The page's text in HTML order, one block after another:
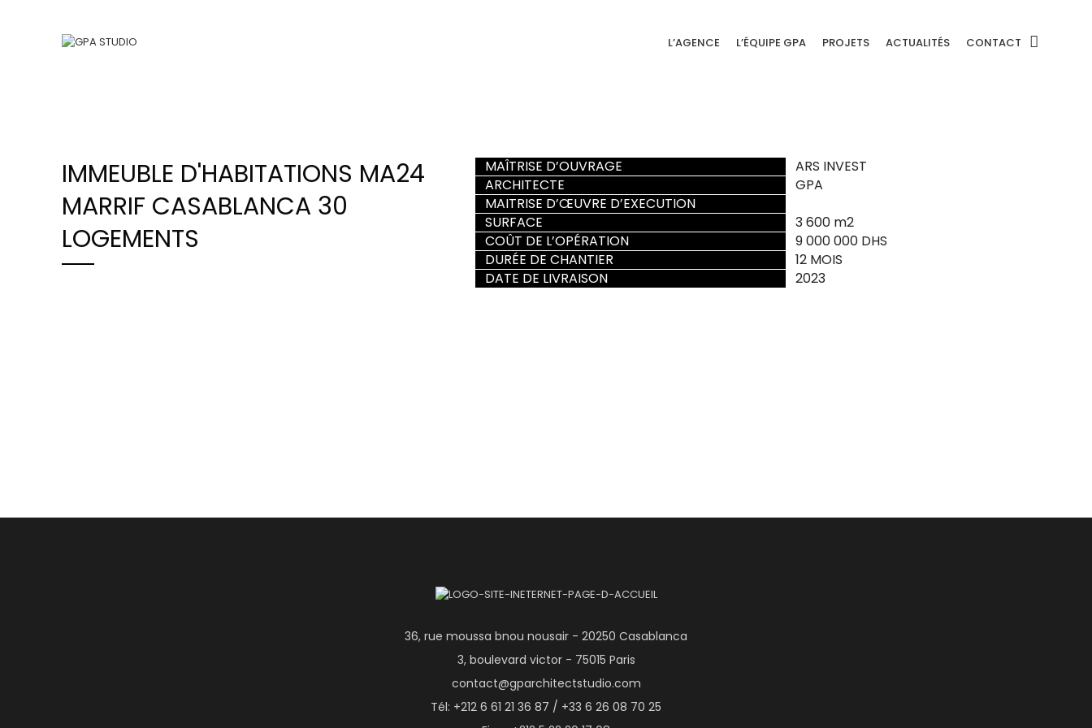
L’AGENCE L’ÉQUIPE GPA PROJETS ACTUALITÉS CONTACT
IMMEUBLE D'HABITATIONS MA24
MARRIF CASABLANCA 30
LOGEMENTS
MAÎTRISE D’OUVRAGE
ARS INVEST
ARCHITECTE
GPA
MAITRISE D’ŒUVRE D’EXECUTION
SURFACE
3 600 m2
COÛT DE L’OPÉRATION
9 000 000 DHS
DURÉE DE CHANTIER
12 MOIS
DATE DE LIVRAISON
2023
36, rue moussa bnou nousair - 20250 Casablanca
3, boulevard victor - 75015 Paris
contact@gparchitectstudio.com
Tél: +212 6 61 21 36 87 / +33 6 26 08 70 25